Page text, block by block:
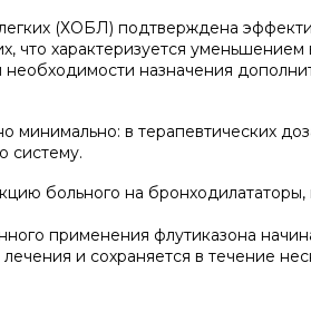
(ХОБЛ) подтверждена
что характеризуется
назначения
в терапевтических
систему.
больного на бронходилататоры,
применения флутиказона
и сохраняется в течение